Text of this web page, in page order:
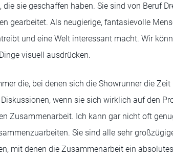
sie geschaffen haben. Sie sind von Beruf
gearbeitet. Als neugierige, fantasievolle
und eine Welt interessant macht. Wir
visuell ausdrücken.
die, bei denen sich die Showrunner die
wenn sie sich wirklich auf den
Zusammenarbeit. Ich kann gar nicht oft
Sie sind alle sehr
mit denen die Zusammenarbeit ein